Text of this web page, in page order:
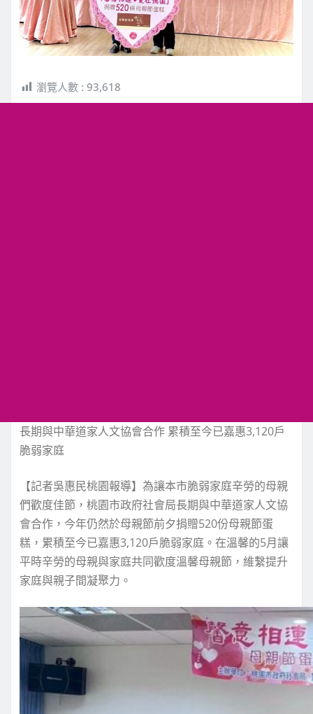
瀏覽人數 : 93,618
長期與中華道家人文協會合作 累積至今已嘉惠3,120戶
脆弱家庭
【記者吳惠民桃園報導】為讓本市脆弱家庭辛勞的母親
們歡度佳節，桃園市政府社會局長期與中華道家人文協
會合作，今年仍然於母親節前夕捐贈520份母親節蛋
糕，累積至今已嘉惠3,120戶脆弱家庭。在溫馨的5月讓
平時辛勞的母親與家庭共同歡度溫馨母親節，維繫提升
家庭與親子間凝聚力。